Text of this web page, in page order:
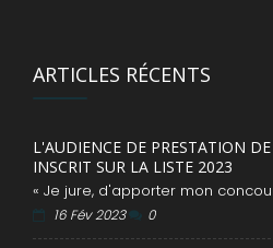
ARTICLES RÉCENTS
L'AUDIENCE DE PRESTATION
INSCRIT SUR LA LISTE 2023
« Je jure, d'apporter mon
16 Fév 2023 0